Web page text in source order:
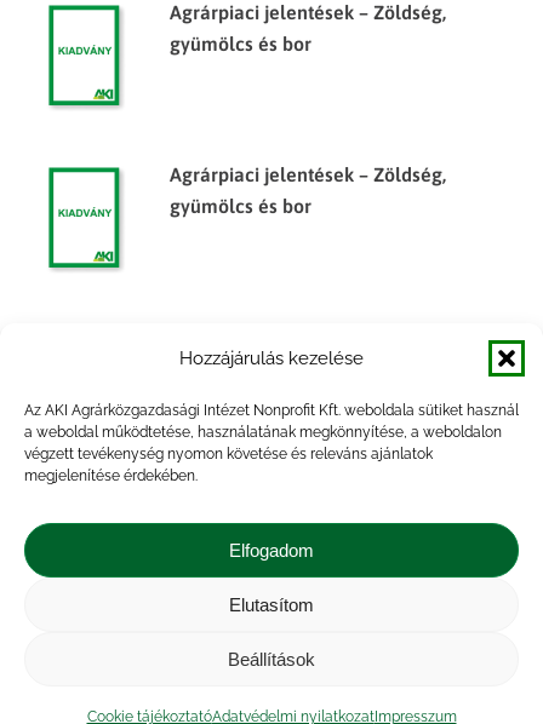
Hozzájárulás kezelése
Az AKI Agrárközgazdasági Intézet Nonprofit Kft. weboldala sütiket használ
a weboldal működtetése, használatának megkönnyítése, a weboldalon
végzett tevékenység nyomon követése és releváns ajánlatok
megjelenítése érdekében.
Elfogadom
Elutasítom
Beállítások
Cookie tájékoztatóAdatvédelmi nyilatkozatImpresszum
Agrárpiaci jelentések – Zöldség,
gyümölcs és bor
Agrárpiaci jelentések – Zöldség,
gyümölcs és bor
gyümölcs és bor
készletalakulása, 2014. félév
Közérdekű adatok
| Adatvédelmi nyilatkozat |